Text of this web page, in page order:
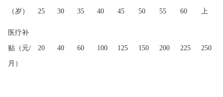
（岁） 25 30 35 40 45 50 55 60 上
医疗补
贴（元/
月）
20 40 60 100 125 150 200 225 250